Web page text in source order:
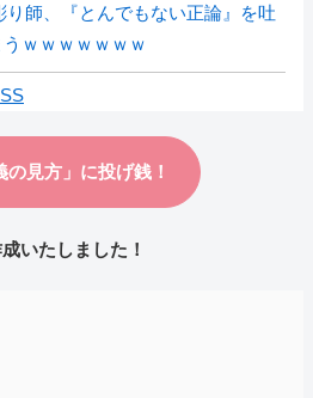
り師、『とんでもない正論』を吐
ｗｗｗｗｗｗｗ
いたしました！